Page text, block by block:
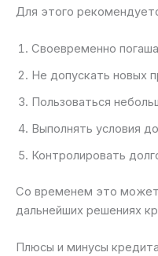
Для этого
Своевременно
Не допускать новых
Пользоваться
Выполнять условия
Контролировать
Со временем это может
дальнейших решениях
Плюсы и минусы